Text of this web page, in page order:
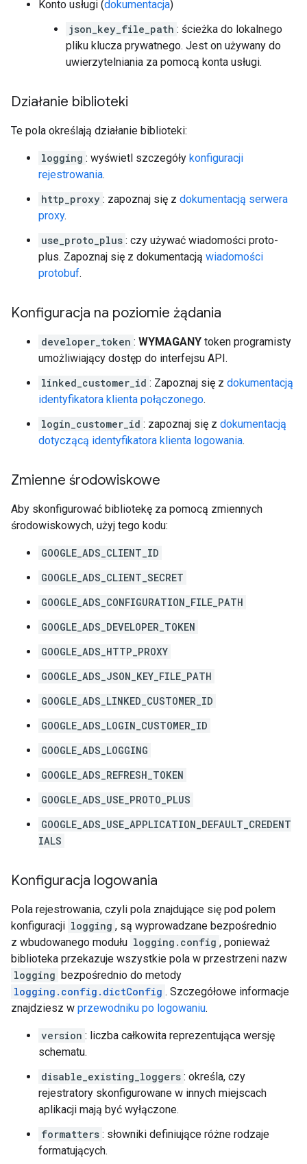
Konto usługi (dokumentacja)
json_key_file_path : ścieżka do lokalnego
pliku klucza prywatnego. Jest on używany do
uwierzytelniania za pomocą konta usługi.
Działanie biblioteki
Te pola określają działanie biblioteki:
logging : wyświetl szczegóły konfiguracji
rejestrowania.
http_proxy : zapoznaj się z dokumentacją serwera
proxy.
use_proto_plus : czy używać wiadomości proto-
plus. Zapoznaj się z dokumentacją wiadomości
protobuf.
Konfiguracja na poziomie żądania
developer_token : WYMAGANY token programisty
umożliwiający dostęp do interfejsu API.
linked_customer_id : Zapoznaj się z dokumentacją
identyfikatora klienta połączonego.
login_customer_id : zapoznaj się z dokumentacją
dotyczącą identyfikatora klienta logowania.
Zmienne środowiskowe
Aby skonfigurować bibliotekę za pomocą zmiennych
środowiskowych, użyj tego kodu:
GOOGLE_ADS_CLIENT_ID
GOOGLE_ADS_CLIENT_SECRET
GOOGLE_ADS_CONFIGURATION_FILE_PATH
GOOGLE_ADS_DEVELOPER_TOKEN
GOOGLE_ADS_HTTP_PROXY
GOOGLE_ADS_JSON_KEY_FILE_PATH
GOOGLE_ADS_LINKED_CUSTOMER_ID
GOOGLE_ADS_LOGIN_CUSTOMER_ID
GOOGLE_ADS_LOGGING
GOOGLE_ADS_REFRESH_TOKEN
GOOGLE_ADS_USE_PROTO_PLUS
GOOGLE_ADS_USE_APPLICATION_DEFAULT_CREDENT
IALS
Konfiguracja logowania
Pola rejestrowania, czyli pola znajdujące się pod polem
konfiguracji logging , są wyprowadzane bezpośrednio
z wbudowanego modułu logging.config , ponieważ
biblioteka przekazuje wszystkie pola w przestrzeni nazw
logging bezpośrednio do metody
logging.config.dictConfig . Szczegółowe informacje
znajdziesz w przewodniku po logowaniu.
version : liczba całkowita reprezentująca wersję
schematu.
disable_existing_loggers : określa, czy
rejestratory skonfigurowane w innych miejscach
aplikacji mają być wyłączone.
formatters : słowniki definiujące różne rodzaje
formatujących.